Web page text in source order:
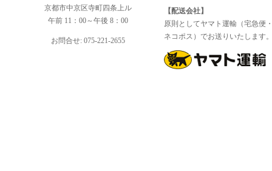
京都市中京区寺町四条上ル
午前 11：00～午後 8：00
お問合せ: 075-221-2655
【配送会社】
原則としてヤマト運輸（宅急便
ネコポス）でお送りいたします